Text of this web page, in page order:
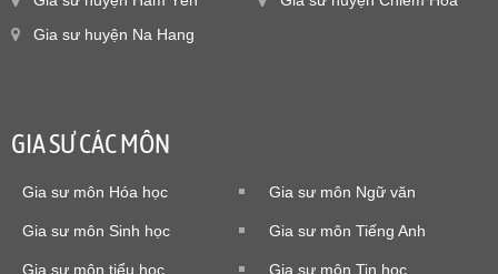
Gia sư huyện Na Hang
GIA SƯ CÁC MÔN
Gia sư môn Hóa học Gia sư môn Ngữ văn
Gia sư môn Sinh học Gia sư môn Tiếng Anh
Gia sư môn tiểu học Gia sư môn Tin học